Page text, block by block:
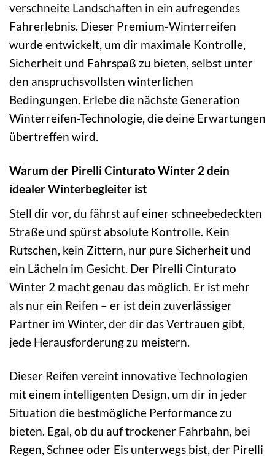
verschneite Landschaften in ein aufregendes
Fahrerlebnis. Dieser Premium-Winterreifen
wurde entwickelt, um dir maximale Kontrolle,
Sicherheit und Fahrspaß zu bieten, selbst unter
den anspruchsvollsten winterlichen
Bedingungen. Erlebe die nächste Generation
Winterreifen-Technologie, die deine Erwartungen
übertreffen wird.
Warum der Pirelli Cinturato Winter 2 dein
idealer Winterbegleiter ist
Stell dir vor, du fährst auf einer schneebedeckten
Straße und spürst absolute Kontrolle. Kein
Rutschen, kein Zittern, nur pure Sicherheit und
ein Lächeln im Gesicht. Der Pirelli Cinturato
Winter 2 macht genau das möglich. Er ist mehr
als nur ein Reifen – er ist dein zuverlässiger
Partner im Winter, der dir das Vertrauen gibt,
jede Herausforderung zu meistern.
Dieser Reifen vereint innovative Technologien
mit einem intelligenten Design, um dir in jeder
Situation die bestmögliche Performance zu
bieten. Egal, ob du auf trockener Fahrbahn, bei
Regen, Schnee oder Eis unterwegs bist, der Pirelli